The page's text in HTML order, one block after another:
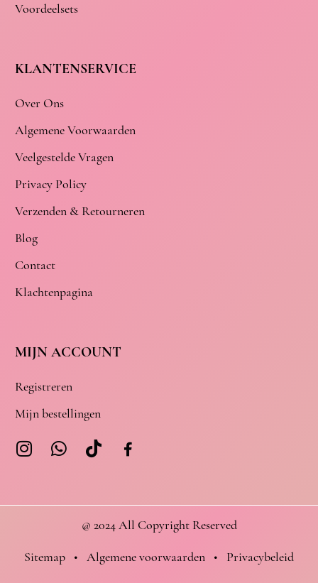
Voordeelsets
KLANTENSERVICE
Over Ons
Algemene Voorwaarden
Veelgestelde Vragen
Privacy Policy
Verzenden & Retourneren
Blog
Contact
Klachtenpagina
MIJN ACCOUNT
Registreren
Mijn bestellingen
@ 2024 All Copyright Reserved
Sitemap • Algemene voorwaarden • Privacybeleid